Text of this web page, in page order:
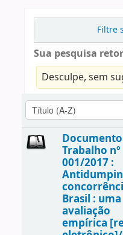
Filtre
Sua pesquisa
Desculpe, sem
Trabalho nº
001/2017 :
Brasil : uma
avaliação
empírica